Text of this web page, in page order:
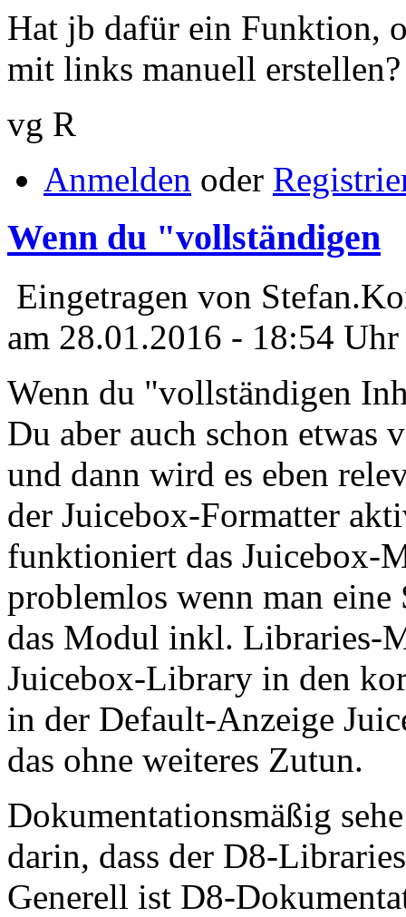
Hat jb dafür ein Funktion,
mit links manuell erstellen?
vg R
Anmelden oder
Wenn du "vollständigen
Eingetragen von
am 28.01.2016 - 18:54 Uhr
Wenn du "vollständigen
Du aber auch schon etwas
und dann wird es eben
der Juicebox-Formatter
funktioniert das Juicebox-
problemlos wenn man
das Modul inkl. Libraries-
Juicebox-Library in den
in der Default-Anzeige
das ohne weiteres Zutun.
Dokumentationsmäßig
darin, dass der D8-
Generell ist D8-